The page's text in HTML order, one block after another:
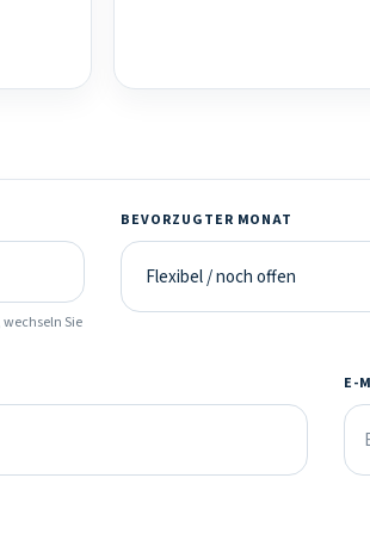
Sie
BEVORZUGTER MONAT
E-